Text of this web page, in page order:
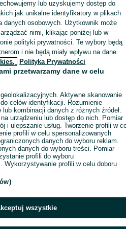
Wyświetlenia:
lub uzyskujemy dostęp do
jak unikalne identyfikatory w plikach
danych osobowych. Użytkownik może
nimi, klikając poniżej lub w
polityki prywatności. Te wybory będą
i nie będą miały wpływu na dane
Polityka Prywatności
przetwarzamy dane w celu
Aktywne skanowanie
celów identyfikacji. Rozumienie
kombinacji danych z różnych źródeł.
urządzeniu lub dostęp do nich. Pomiar
i ulepszanie usług. Tworzenie profili w
profili w celu spersonalizowanych
danych do wyboru reklam.
danych do wyboru treści. Pomiar
profili do wyboru
Wykorzystywanie profili w celu doboru
wszystkie